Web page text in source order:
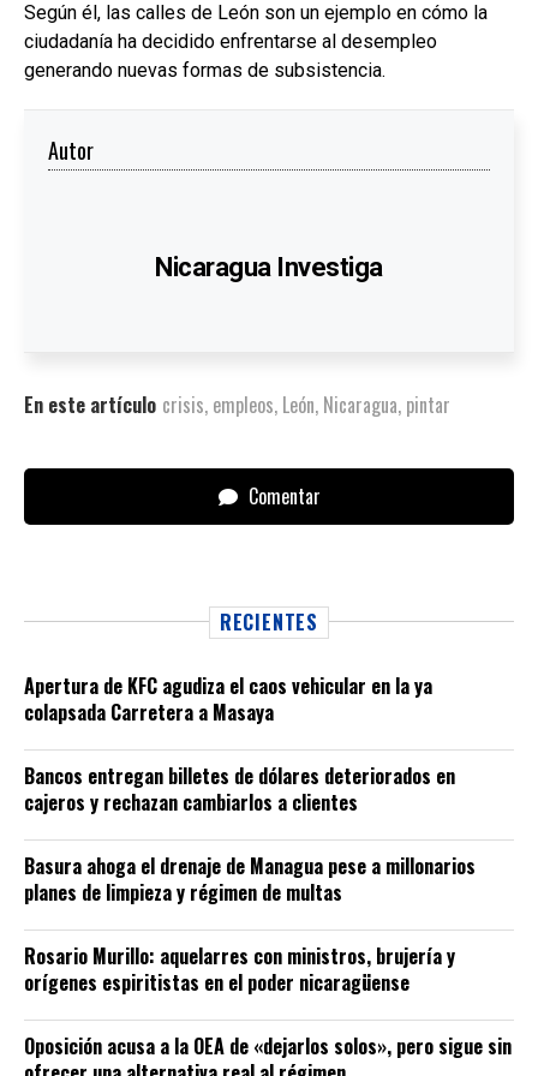
Según él, las calles de León son un ejemplo en cómo la
ciudadanía ha decidido enfrentarse al desempleo
generando nuevas formas de subsistencia.
Autor
Nicaragua Investiga
En este artículo crisis, empleos, León, Nicaragua, pintar
Comentar
RECIENTES
Apertura de KFC agudiza el caos vehicular en la ya
colapsada Carretera a Masaya
Bancos entregan billetes de dólares deteriorados en
cajeros y rechazan cambiarlos a clientes
Basura ahoga el drenaje de Managua pese a millonarios
planes de limpieza y régimen de multas
Rosario Murillo: aquelarres con ministros, brujería y
orígenes espiritistas en el poder nicaragüense
Oposición acusa a la OEA de «dejarlos solos», pero sigue sin